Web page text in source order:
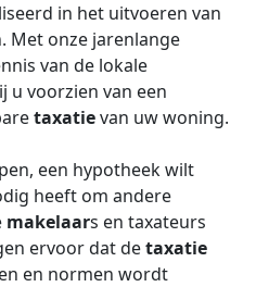
in het uitvoeren van
Met onze jarenlange
van de lokale
u voorzien van een
taxatievan uw woning.
een hypotheek wilt
heeft om andere
makelaars en taxateurs
ervoor dat detaxatie
en normen wordt